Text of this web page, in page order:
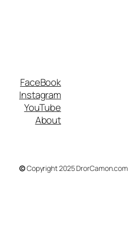
FaceBook
Instagram
YouTube
About
Copyright 2025 DrorCamon.com
©